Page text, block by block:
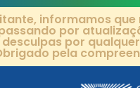
informamos que
por
desculpas por
pela